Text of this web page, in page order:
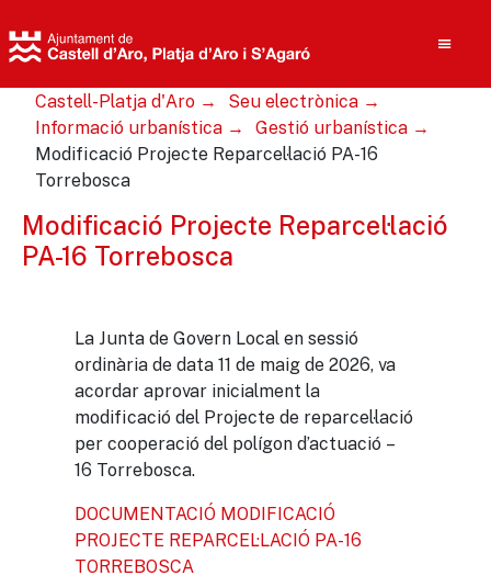
Castell-Platja d'Aro
Seu electrònica
Informació urbanística
Gestió urbanística
Modificació Projecte Reparcel·lació PA-16
Torrebosca
Modificació Projecte Reparcel·lació
PA-16 Torrebosca
La Junta de Govern Local en sessió
ordinària de data 11 de maig de 2026, va
acordar aprovar inicialment la
modificació del Projecte de reparcel·lació
per cooperació del polígon d’actuació –
16 Torrebosca.
DOCUMENTACIÓ MODIFICACIÓ
PROJECTE REPARCEL·LACIÓ PA-16
TORREBOSCA